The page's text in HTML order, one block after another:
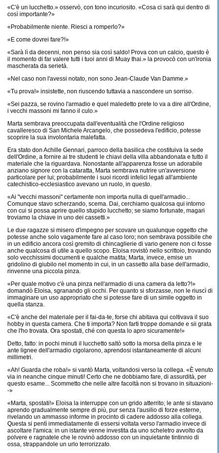
«C'è un lucchetto.» osservò, con tono incuriosito. «Cosa ci sarà qui dentro di
così importante?»
«Probabilmente niente. Riesci a romperlo?»
«E come dovrei fare?!»
«Sarà lì da decenni, non penso sia così saldo! Prova con un calcio, questo è
il momento di far valere tutti i tuoi anni di Muay thai.» la provocò con un'ironia
mascherata da serietà.
«Nel caso non l'avessi notato, non sono Jean-Claude Van Damme.»
«Tu prova!» insistette, non riuscendo tuttavia a nascondere un sorriso.
«Sei pazza, se rovino l'armadio e quel maledetto prete lo va a dire all'Ordine,
i vecchi massoni mi fanno il culo.»
Marta sembrava preoccupata dall'eventualità che l'Ordine religioso
cavalleresco di San Michele Arcangelo, che possedeva l'edificio, potesse
scoprire la sua involontaria malefatta.
Era stato don Achille Gennari, parroco della basilica che costituiva la sede
dell'Ordine, a fornire ai tre studenti le chiavi della villa abbandonata e tutto il
materiale che la riguardava. Nonostante all'apparenza fosse un adorabile
anziano signore con la cataratta, Marta sembrava nutrire un'avversione
particolare per lui; probabilmente i suoi ricordi infelici legati all'ambiente
catechistico-ecclesiastico avevano un ruolo, in questo.
«Ai "vecchi massoni" certamente non importa nulla di quell'armadio...
Comunque stavo scherzando, scema. Dai, cerchiamo qualcosa qui intorno
con cui si possa aprire quello stupido lucchetto; se siamo fortunate, magari
troviamo la chiave in uno dei cassetti.»
Le due ragazze si misero d'impegno per scovare un qualunque oggetto che
potesse anche solo vagamente fare al caso loro; non sembrava possibile che
in un edificio ancora così gremito di chincaglierie di vario genere non ci fosse
anche qualcosa di utile a quello scopo. Eloisa rovistò nello scrittoio, trovando
solo vecchissimi documenti e qualche matita; Marta, invece, emise un
gridolino di giubilo nel momento in cui, in un cassetto alla base dell'armadio,
rinvenne una piccola pinza.
«Per quale motivo c'è una pinza nell'armadio di una camera da letto?!»
domandò Eloisa, sgranando gli occhi. Per quanto si sforzasse, non le riuscì di
immaginare un uso appropriato che si potesse fare di un simile oggetto in
quella stanza.
«C'è anche del materiale per il fai-da-te, forse chi abitava qui coltivava il suo
hobby in questa camera. Che ti importa? Non farti troppe domande e sii grata
che l'ho trovata. Ora spostati, ché con questa lo apro sicuramente!»
Detto, fatto: in pochi minuti il lucchetto saltò sotto la morsa della pinza e le
ante lignee dell'armadio cigolarono, aprendosi istantaneamente di alcuni
millimetri.
«Ah! Guarda che roba!» si vantò Marta, voltandosi verso la collega. «È venuto
via in neanche cinque minuti! Certo che ne dobbiamo fare, di assurdità, per
questo esame... Scommetto che nelle altre facoltà non si trovano in situazioni-
-»
«Marta, spostati!» Eloisa la interruppe con un grido atterrito; le ante si stavano
aprendo gradualmente sempre di più, pur senza l'ausilio di forze esterne,
rivelando un ammasso informe in procinto di cadere addosso alla collega.
Questa si pentì immediatamente di essersi voltata verso l'armadio invece di
ascoltare l'amica: in un istante venne investita da uno scheletro avvolto da
polvere e ragnatele che le rovinò addosso con un inquietante tintinnio di
ossa, strappandole un urlo terrorizzato.